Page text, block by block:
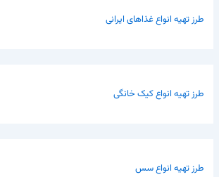
طرز تهیه انواع غذاهای ایرانی
طرز تهیه انواع کیک خانگی
طرز تهیه انواع سس